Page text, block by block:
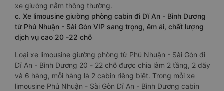
xe giường nằm thông thường.
c. Xe limousine giường phòng cabin đi Dĩ An - Bình Dương
từ Phú Nhuận - Sài Gòn VIP sang trọng, êm ái, chất lượng
dịch vụ cao 20 -22 chỗ
Loại xe limousine giường phòng từ Phú Nhuận - Sài Gòn đi
Dĩ An - Bình Dương 20 - 22 chỗ được chia làm 2 tầng, 2 dãy
và 6 hàng, mỗi hàng là 2 cabin riêng biệt. Trong mỗi xe
limousine Phú Nhuận - Sài Gòn Dĩ An - Bình Dương cabin